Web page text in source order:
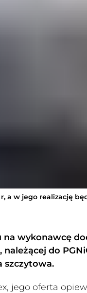
a w jego realizację
wykonawcę
do
szczytowa.
jego oferta